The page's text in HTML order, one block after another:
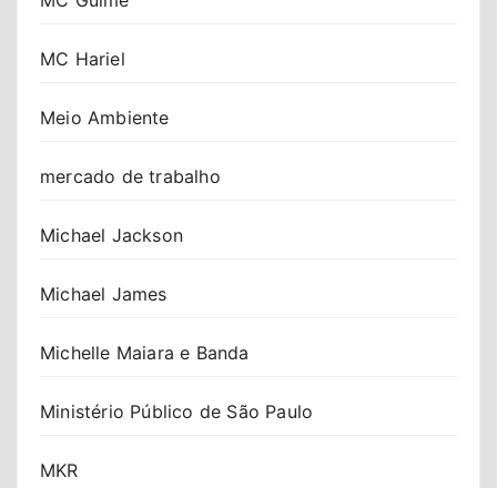
MC Hariel
Meio Ambiente
mercado de trabalho
Michael Jackson
Michael James
Michelle Maiara e Banda
Ministério Público de São Paulo
MKR